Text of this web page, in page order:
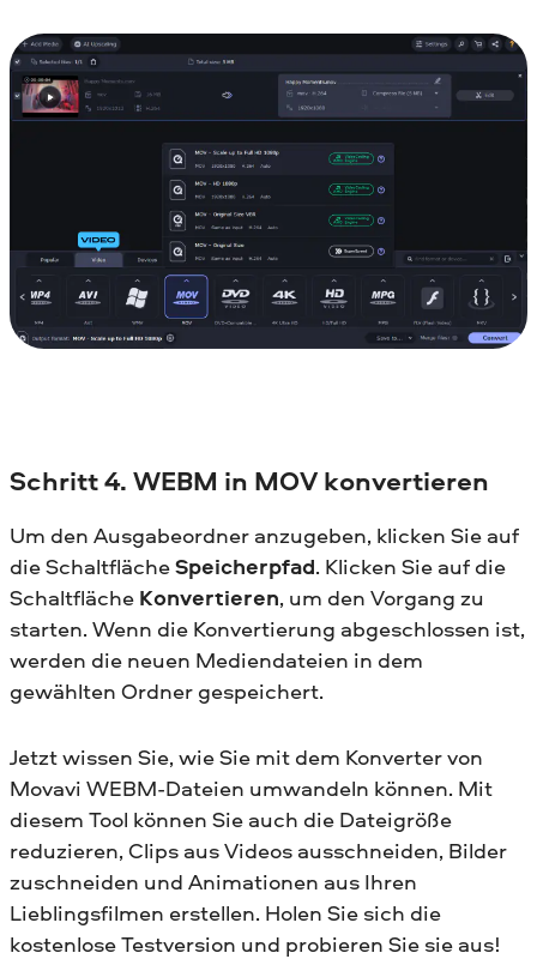
Schritt 4. WEBM in MOV konvertieren
Um den Ausgabeordner anzugeben, klicken Sie auf
die SchaltflächeSpeicherpfad. Klicken Sie auf die
Schaltfläche Konvertieren, um den Vorgang zu
starten. Wenn die Konvertierung abgeschlossen ist,
werden die neuen Mediendateien in dem
gewählten Ordner gespeichert.
Jetzt wissen Sie, wie Sie mit dem Konverter von
Movavi WEBM-Dateien umwandeln können. Mit
diesem Tool können Sie auch die Dateigröße
reduzieren, Clips aus Videos ausschneiden, Bilder
zuschneiden und Animationen aus Ihren
Lieblingsfilmen erstellen. Holen Sie sich die
kostenlose Testversion und probieren Sie sie aus!